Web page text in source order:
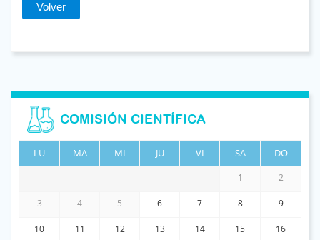
Volver
COMISIÓN CIENTÍFICA